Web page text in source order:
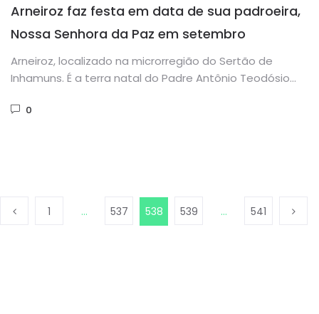
Arneiroz faz festa em data de sua padroeira,
Nossa Senhora da Paz em setembro
Arneiroz, localizado na microrregião do Sertão de
Inhamuns. É a terra natal do Padre Antônio Teodósio
0
1 … 537 538 539 … 541